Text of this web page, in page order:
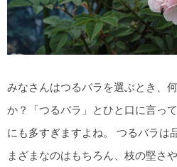
みなさんはつるバラを選ぶとき、
か？「つるバラ」とひと口に言っ
にも多すぎますよね。 つるバラは
まざまなのはもちろん、枝の堅さ